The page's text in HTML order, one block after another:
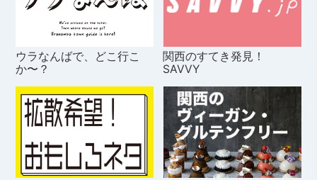
ウラなんばで、どこ行こ
か〜？
関西のすてき発見！
SAVVY